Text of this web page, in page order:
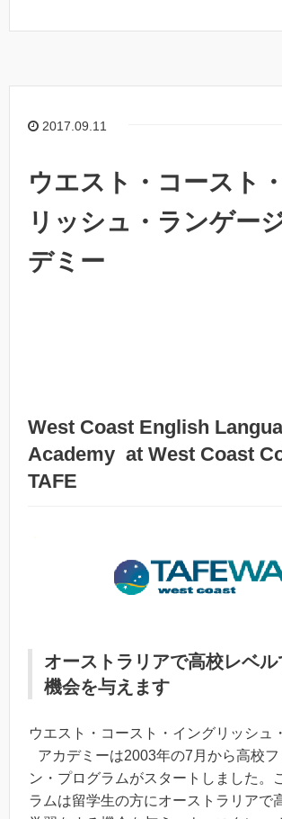
2017.09.11
ウエスト・コースト
リッシュ・ランゲー
デミー
West Coast English
Academy at West Coast
TAFE
オーストラリアで高校レベル
機会を与えます
ウエスト・コースト・イングリッシュ
アカデミーは2003年の7月から高校
ン・プログラムがスタートしました。
ラムは留学生の方にオーストラリアで